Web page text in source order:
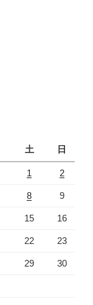
土 日
1 2
8 9
15 16
22 23
29 30